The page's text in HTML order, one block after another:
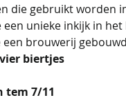
die gebruikt worden
unieke inkijk in
brouwerij
biertjes
tem 7/11